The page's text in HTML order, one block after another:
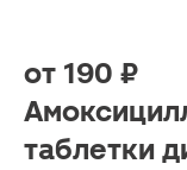
от 190 ₽
таблетки